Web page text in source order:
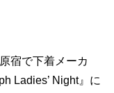
宿で下着メーカ
Ladies’ Night』に